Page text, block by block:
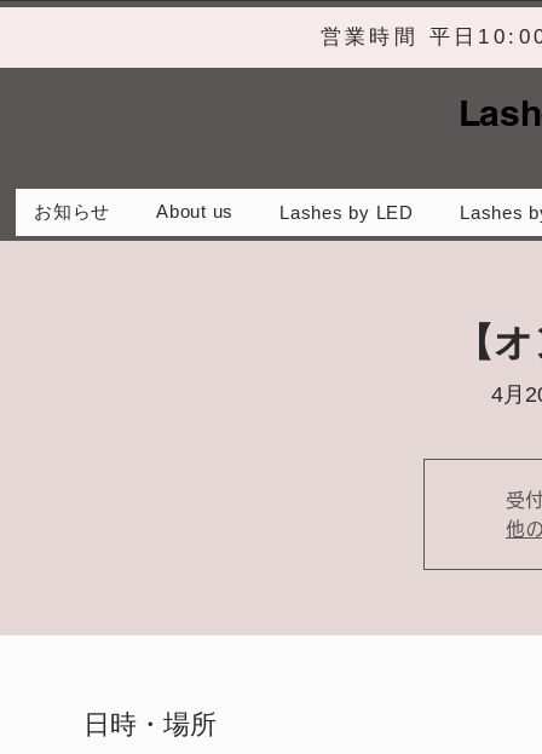
営業時間 平日
お知らせ About us Lashes by LED Lashes
【
4月
受
他
日時・場所